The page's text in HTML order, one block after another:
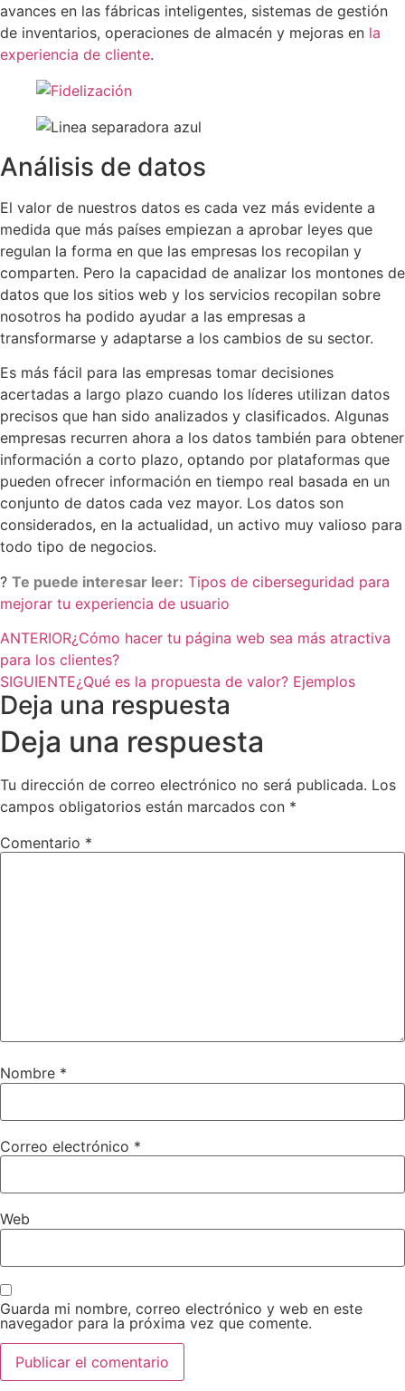
avances en las fábricas inteligentes, sistemas de gestión
de inventarios, operaciones de almacén y mejoras en la
experiencia de cliente.
Análisis de datos
El valor de nuestros datos es cada vez más evidente a
medida que más países empiezan a aprobar leyes que
regulan la forma en que las empresas los recopilan y
comparten. Pero la capacidad de analizar los montones de
datos que los sitios web y los servicios recopilan sobre
nosotros ha podido ayudar a las empresas a
transformarse y adaptarse a los cambios de su sector.
Es más fácil para las empresas tomar decisiones
acertadas a largo plazo cuando los líderes utilizan datos
precisos que han sido analizados y clasificados. Algunas
empresas recurren ahora a los datos también para obtener
información a corto plazo, optando por plataformas que
pueden ofrecer información en tiempo real basada en un
conjunto de datos cada vez mayor. Los datos son
considerados, en la actualidad, un activo muy valioso para
todo tipo de negocios.
? Te puede interesar leer: Tipos de ciberseguridad para
mejorar tu experiencia de usuario
ANTERIOR¿Cómo hacer tu página web sea más atractiva
para los clientes?
SIGUIENTE¿Qué es la propuesta de valor? Ejemplos
Deja una respuesta
Deja una respuesta
Tu dirección de correo electrónico no será publicada. Los
campos obligatorios están marcados con *
Comentario *
Nombre *
Correo electrónico *
Web
Guarda mi nombre, correo electrónico y web en este
navegador para la próxima vez que comente.